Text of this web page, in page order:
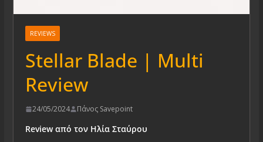
REVIEWS
Stellar Blade | Multi
Review
24/05/2024 Πάνος Savepoint
Review από τον Ηλία Σταύρου